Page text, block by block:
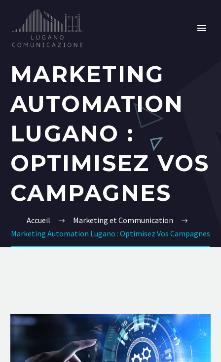
MARKETING
AUTOMATION
LUGANO :
OPTIMISEZ VOS
CAMPAGNES
Accueil
Marketing et Communication
Marketing Automation Lugano : Optimisez Vos Campagnes